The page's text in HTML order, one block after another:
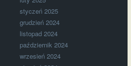
styczeń 2025
grudzień 2024
listopad 2024
październik 2024
wrzesień 2024